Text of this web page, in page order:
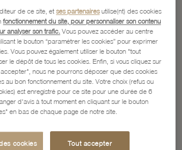
de ce site, etses partenairesutilise(nt) des cookies
fonctionnement du site, pour personnaliser son contenu
analyser son trafic. Vous pouvez accéder au centre
le bouton “paramétrer les cookies” pour exprimer
Vous pouvez également utiliser le bouton "tout
le dépôt de tous les cookies. Enfin, si vous cliquez sur
nous ne pourrons déposer que des cookies
au bon fonctionnement du site. Votre choix (refus ou
est enregistré pour ce site pour une durée de 6
d'avis à tout moment en cliquant sur le bouton
en bas de chaque page de notre site.
cookies Tout accepter